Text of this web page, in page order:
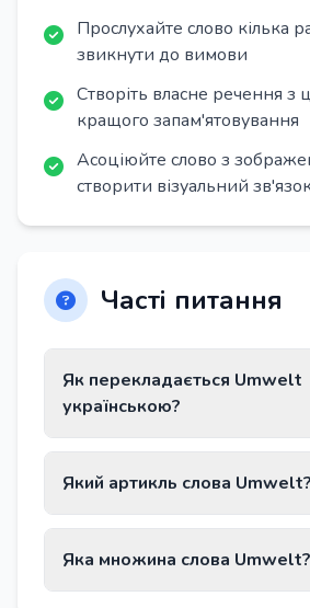
Прослухайте слово кілька
звикнути до вимови
Створіть власне речення з
кращого запам'ятовування
Асоціюйте слово з
створити візуальний
Часті питання
Як перекладається Umwelt
українською?
«довкілля».
Який артикль слова Umwelt?
Яка множина слова Umwelt?